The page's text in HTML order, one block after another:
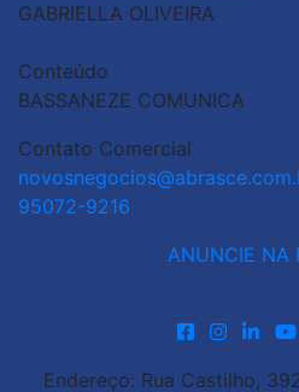
GABRIELLA OLIVEIRA
Conteúdo
BASSANEZE COMUNICA
Contato Comercial
95072-9216
ANUNCIE NA
Endereço: Rua Castilho,